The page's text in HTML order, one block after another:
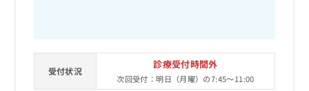
受付状況
診療受付時間外
次回受付：明日（月曜）の7:45～11:00